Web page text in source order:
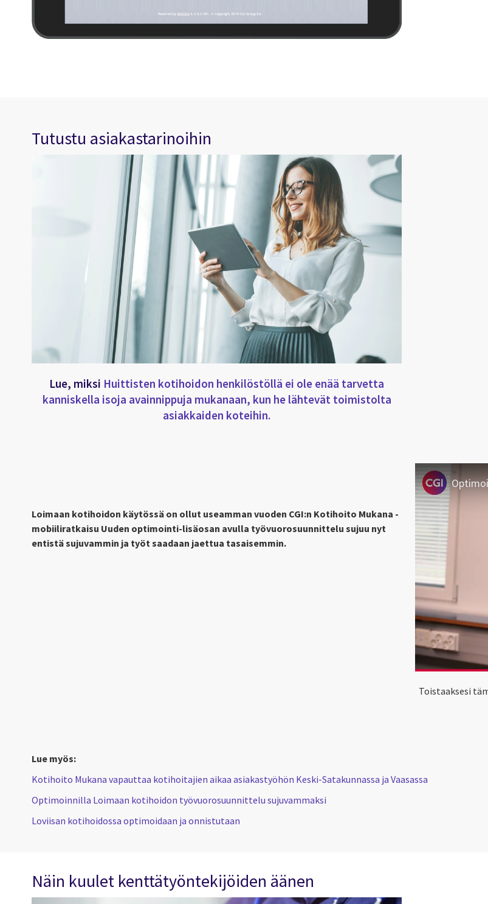
Tutustu asiakastarinoihin
Lue, miksi Huittisten kotihoidon henkilöstöllä ei ole enää tarvetta
kanniskella isoja avainnippuja mukanaan, kun he lähtevät toimistolta
asiakkaiden koteihin.
Loimaan kotihoidon käytössä on ollut useamman vuoden CGI:n Kotihoito Mukana -
mobiiliratkaisu Uuden optimointi-lisäosan avulla työvuorosuunnittelu sujuu nyt
entistä sujuvammin ja työt saadaan jaettua tasaisemmin.
Toistaaksesi
Lue myös:
Kotihoito Mukana vapauttaa kotihoitajien aikaa asiakastyöhön Keski-Satakunnassa ja Vaasassa
Optimoinnilla Loimaan kotihoidon työvuorosuunnittelu sujuvammaksi
Loviisan kotihoidossa optimoidaan ja onnistutaan
Näin kuulet kenttätyöntekijöiden äänen